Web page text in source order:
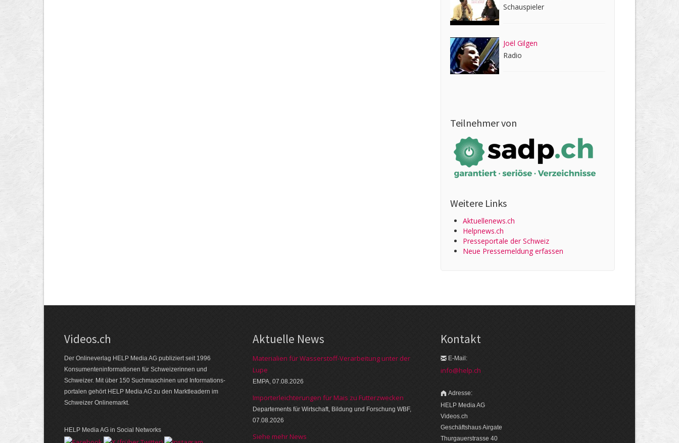
Schauspieler
Joël Gilgen
Radio
Teilnehmer von
Weitere Links
Aktuellenews.ch
Helpnews.ch
Presseportale der Schweiz
Neue Pressemeldung erfassen
Videos.ch
Der Onlineverlag HELP Media AG publiziert seit 1996
Konsumenten­informationen für Schweizerinnen und
Schweizer. Mit über 150 Suchmaschinen und Informations­
portalen gehört HELP Media AG zu den Marktleadern im
Schweizer Onlinemarkt.
HELP Media AG in Social Networks
Aktuelle News
Materialien für Wasserstoff-Verarbeitung unter der
Lupe
EMPA, 07.08.2026
Importerleichterungen für Mais zu Futterzwecken
Departements für Wirtschaft, Bildung und Forschung WBF,
07.08.2026
Siehe mehr News
Kontakt
E-Mail:
info@help.ch
Adresse:
HELP Media AG
Videos.ch
Geschäftshaus Airgate
Thurgauerstrasse 40